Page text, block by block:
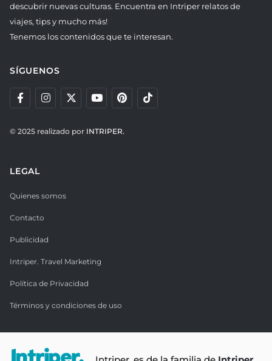
descubrir nuevas culturas. Encuentra en Intriper relatos de
viajes, tips y mucho más!
Tenemos los contenidos que te interesan.
SÍGUENOS
© 2025 realizado por INTRIPER.
LEGAL
Quienes somos
Contacto
Publicidad
Intriper. Travel Marketing
Política de Privacidad
Términos y condiciones de uso